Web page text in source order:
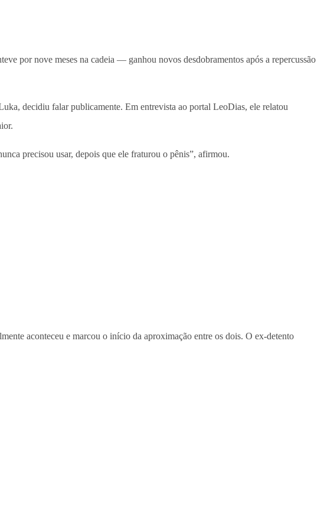
por nove meses na cadeia — ganhou novos desdobramentos após a repercussão
decidiu falar publicamente. Em entrevista ao portal LeoDias, ele relatou
precisou usar, depois que ele fraturou o pênis”, afirmou.
aconteceu e marcou o início da aproximação entre os dois. O ex-detento